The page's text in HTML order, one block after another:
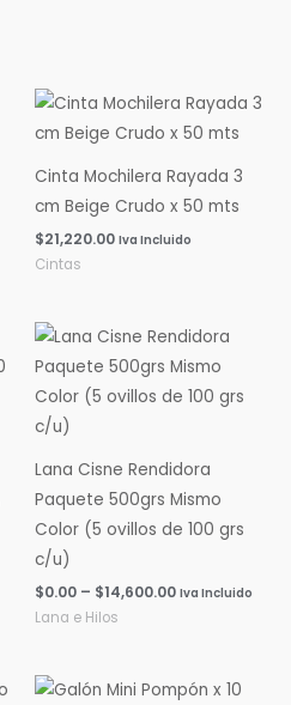
Cinta Mochilera Rayada 3
cm Beige Crudo x 50 mts
$21,220.00 Iva Incluido
Cintas
Lana Cisne Rendidora
Paquete 500grs Mismo
Color (5 ovillos de 100 grs
c/u)
$0.00 – $14,600.00
Rango
de
precios:
desde
$0.00
Iva Incluido
Lana e Hilos